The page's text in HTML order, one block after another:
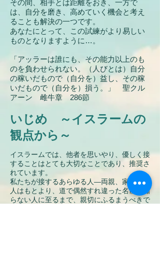
その間、相手とは距離をおき、一方で
は、自分を磨き、高めていく機会と考え
ることも解決の一つです。
あなたにとって、この試練がより易しい
ものとなりますように…。
「アッラーは誰にも、その能力以上のも
のを負わせられない。（人びとは）自分
の稼いだもので（自分を） 益し、その稼
いだもので（自分を）損う。」 聖クル
アーン 雌牛章 286節
いじめ ～イスラームの
観点から～
イスラームでは、他者を思いやり、優しく接
することはとても大切なことであり、推奨さ
れています。
私たちが接するあらゆる人―両親、家族、友
人はもとより、道で偶然すれ違った名前も知
らない人に至るまで、親切にふるまうべきで